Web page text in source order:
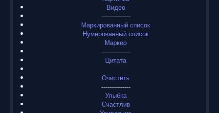
Видео
---------------
Маркированный список
Нумерованный список
Маркер
---------------
Цитата
Очистить
---------------
Улыбка
Счастлив